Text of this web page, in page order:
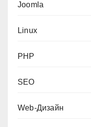
Joomla
Linux
PHP
SEO
Web-Дизайн